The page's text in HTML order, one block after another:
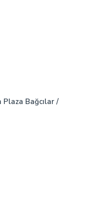
Bağcılar /